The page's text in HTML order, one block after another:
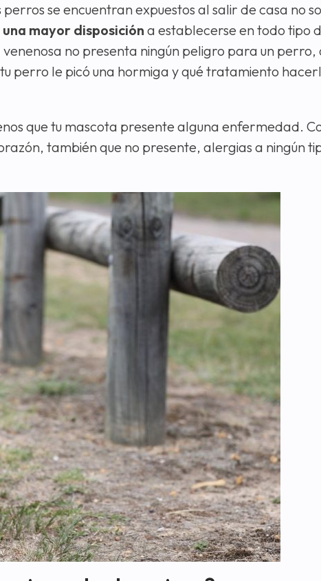
se encuentran expuestos al salir de casa no
una mayor disposición a establecerse en todo tipo
no presenta ningún peligro para un perro,
perro le picó una hormiga y qué tratamiento
que tu mascota presente alguna enfermedad.
también que no presente, alergias a ningún